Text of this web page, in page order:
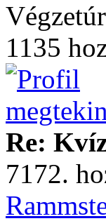
1135
Re:
7172.